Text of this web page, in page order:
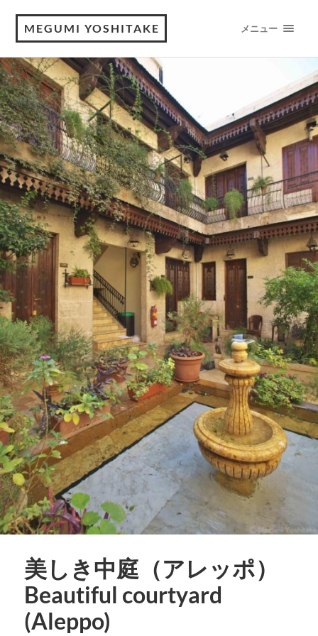
MEGUMI YOSHITAKE メニュー
美しき中庭（アレッポ）
Beautiful courtyard
(Aleppo)